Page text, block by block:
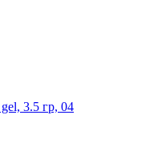
3.5 гр, 04